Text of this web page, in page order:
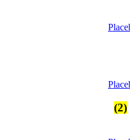
(2)